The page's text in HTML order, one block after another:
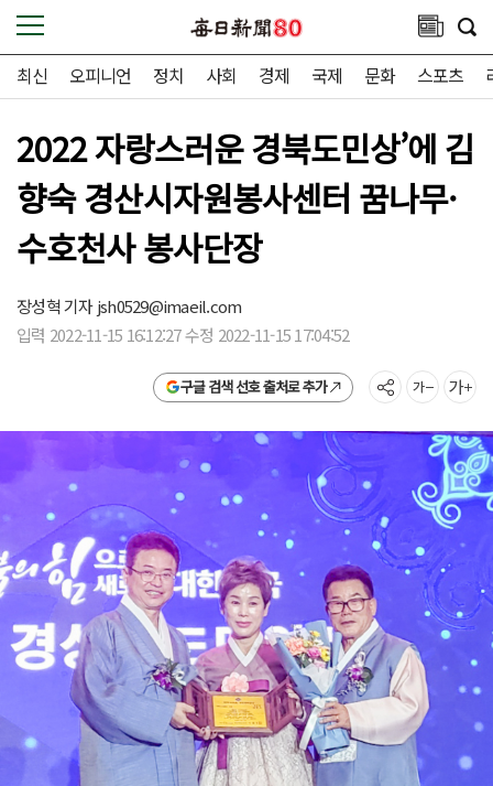
최신 오피니언 정치 사회 경제 국제 문화 스포츠
2022 자랑스러운 경북도민상’에 김
향숙 경산시자원봉사센터 꿈나무·
수호천사 봉사단장
장성혁 기자jsh0529@imaeil.com
입력 2022-11-15 16:12:27 수정 2022-11-15 17:04:52
구글 검색 선호 출처로 추가